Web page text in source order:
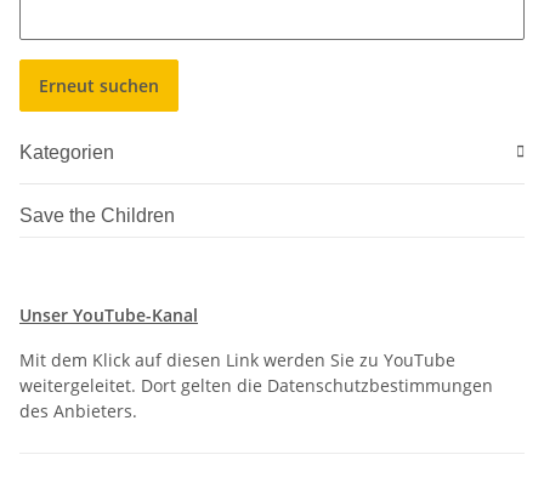
Erneut suchen
Kategorien
Save the Children
Unser YouTube-Kanal
Mit dem Klick auf diesen Link werden Sie zu YouTube
weitergeleitet. Dort gelten die Datenschutzbestimmungen
des Anbieters.